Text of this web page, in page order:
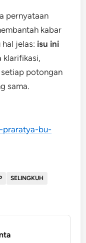
pernyataan
kabar
jelas: isu ini
klarifikasi,
potongan
sama.
bu-
SELINGKUH